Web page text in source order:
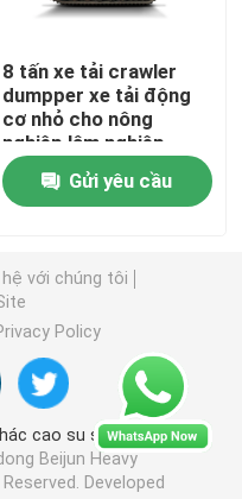
8 tấn xe tải crawler
dumpper xe tải động
cơ nhỏ cho nông
nghiệp lâm nghiệp
vườn cây cối vận
chuyển Gửi yêu cầu
hệ với chúng tôi
Policy
cao su supplier.
Beijun Heavy
Developed